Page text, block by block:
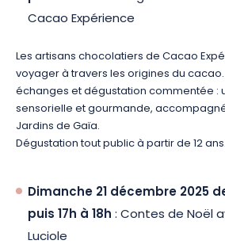
Cacao Expérience
Les artisans chocolatiers de Cacao
voyager à travers les origines du
échanges et dégustation commentée :
sensorielle et gourmande,
Jardins de Gaïa.
Dégustation tout public à partir de 12 ans.
Dimanche 21 décembre 2025
puis 17h à 18h : Contes de Noël
Luciole